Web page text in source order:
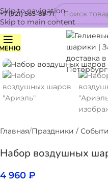
Skip to navigation
Skip to main content
+7 (921) 565-85-71
Нажмите, чтобы
Главная Праздники /
Набор воздушных
4 960 ₽